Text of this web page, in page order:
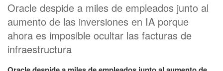
Oracle despide a miles de empleados junto al
aumento de las inversiones en IA porque
ahora es imposible ocultar las facturas de
infraestructura